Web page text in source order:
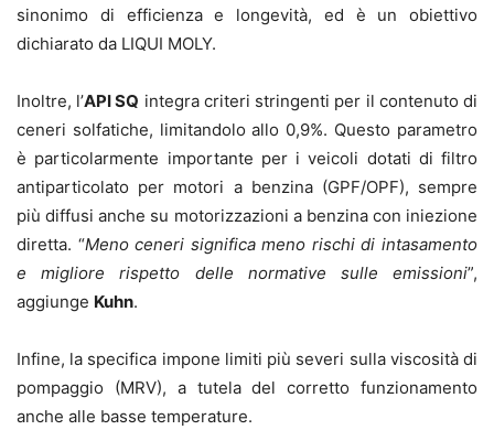
sinonimo di efficienza e longevità, ed è un obiettivo
dichiarato da LIQUI MOLY.
Inoltre, l’API SQ integra criteri stringenti per il contenuto di
ceneri solfatiche, limitandolo allo 0,9%. Questo parametro
è particolarmente importante per i veicoli dotati di filtro
antiparticolato per motori a benzina (GPF/OPF), sempre
più diffusi anche su motorizzazioni a benzina con iniezione
diretta. “Meno ceneri significa meno rischi di intasamento
e migliore rispetto delle normative sulle emissioni”,
aggiunge Kuhn.
Infine, la specifica impone limiti più severi sulla viscosità di
pompaggio (MRV), a tutela del corretto funzionamento
anche alle basse temperature.